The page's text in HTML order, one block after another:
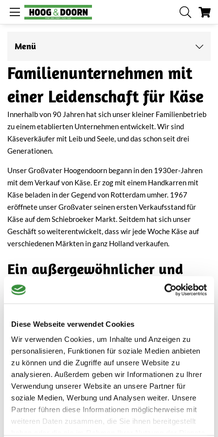
Diese Webseite verwendet Cookies
Wir verwenden Cookies, um Inhalte und Anzeigen zu
personalisieren, Funktionen für soziale Medien anbieten
zu können und die Zugriffe auf unsere Website zu
analysieren. Außerdem geben wir Informationen zu Ihrer
Verwendung unserer Website an unsere Partner für
soziale Medien, Werbung und Analysen weiter. Unsere
Partner führen diese Informationen möglicherweise mit
weiteren Daten zusammen, die Sie ihnen bereitgestellt
Familienunternehmen mit
einer Leidenschaft für Käse
Innerhalb von 90 Jahren hat sich unser kleiner Familienbetrieb
zu einem etablierten Unternehmen entwickelt. Wir sind
Käseverkäufer mit Leib und Seele, und das schon seit drei
Generationen.
Unser Großvater Hoogendoorn begann in den 1930er-Jahren
mit dem Verkauf von Käse. Er zog mit einem Handkarren mit
Käse beladen in der Gegend von Rotterdam umher. 1967
eröffnete unser Großvater seinen ersten Verkaufsstand für
Käse auf dem Schiebroeker Markt. Seitdem hat sich unser
Geschäft so weiterentwickelt, dass wir jede Woche Käse auf
verschiedenen Märkten in ganz Holland verkaufen.
Ein außergewöhnlicher und
natürlicher Reifungsprozess
Waddinxveen – mitten im Grünen zwischen verschiedenen
Bauernhöfen. Unser Ziel ist es, unseren Käse so natürlich wie
möglich reifen zu lassen. Um die besten Ergebnisse zu erzielen,
reifen unsere Käselaibe unter möglichst natürlichen
Bedingungen. Wir lagern unsere Käselaibe im Durchschnitt
deutlich länger als andere Produzenten, damit sie genügend
Zeit haben, auf traditionelle Art und Weise zu reifen. So
erhalten unsere Käsesorten ihren charakteristischen und
authentischen Geschmack: cremig, weich, vollmundig. Unser
Menü